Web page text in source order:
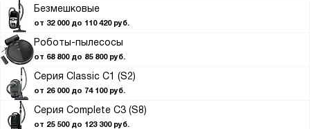
Безмешковые
от 32 000 до 110 420 руб.
Роботы-пылесосы
от 68 800 до 85 800 руб.
Серия Classic C1 (S2)
от 26 000 до 74 100 руб.
Серия Complete C3 (S8)
от 25 500 до 123 300 руб.